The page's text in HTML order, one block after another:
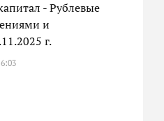
- Рублевые
и
г.